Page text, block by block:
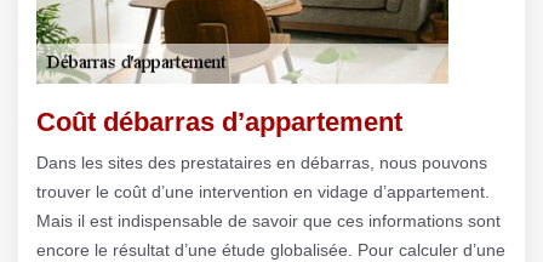
Coût débarras d’appartement
Dans les sites des prestataires en débarras, nous pouvons
trouver le coût d’une intervention en vidage d’appartement.
Mais il est indispensable de savoir que ces informations sont
encore le résultat d’une étude globalisée. Pour calculer d’une